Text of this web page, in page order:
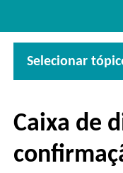
Selecionar
Caixa de